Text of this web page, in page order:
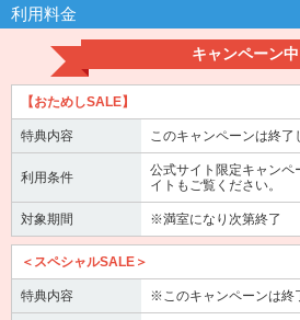
利用料金
キャンペーン中
【おためしSALE】
特典内容 このキャンペーンは終了
利用条件
公式サイト限定キャン
イトもご覧ください。
対象期間 ※満室になり次第終了
＜スペシャルSALE＞
特典内容 ※このキャンペーンは終